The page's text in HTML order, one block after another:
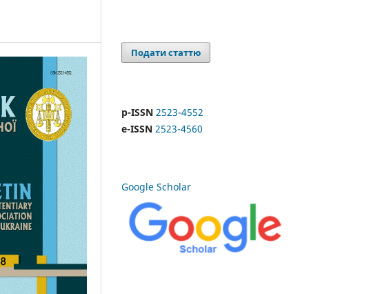
Подати статтю
p-ISSN 2523-4552
e-ISSN 2523-4560
Google Scholar